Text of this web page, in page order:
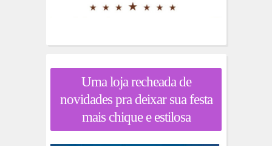
Uma loja recheada de
novidades pra deixar sua festa
mais chique e estilosa